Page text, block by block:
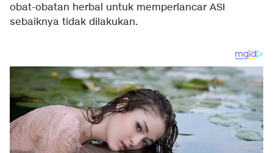
obat-obatan herbal untuk memperlancar ASI
sebaiknya tidak dilakukan.